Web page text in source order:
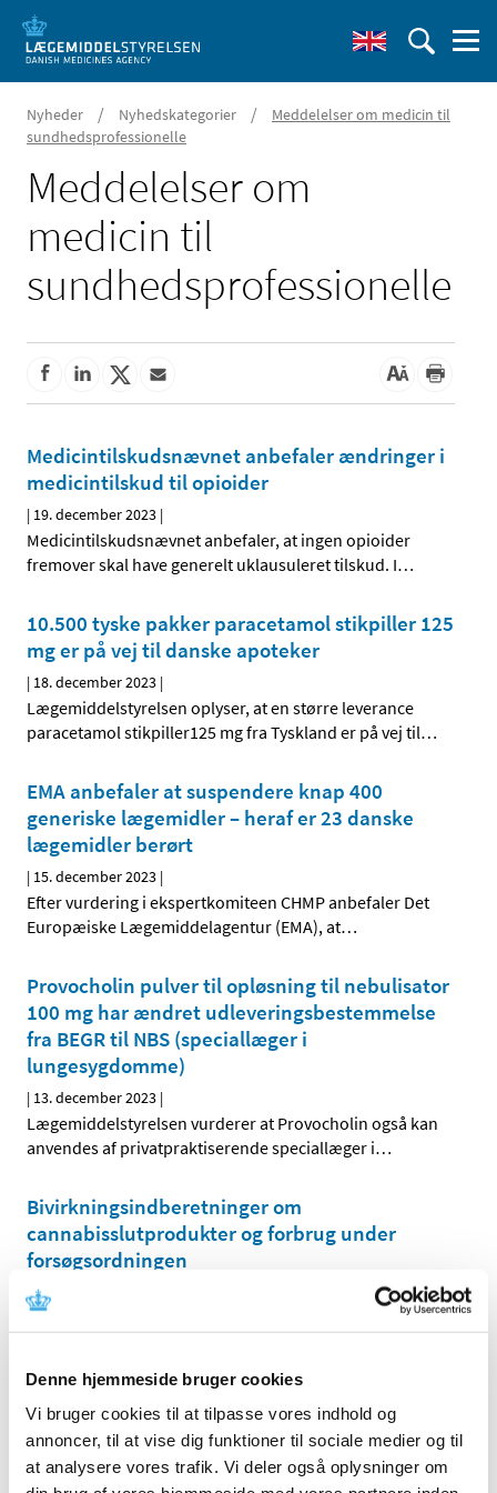
Denne hjemmeside bruger cookies
Vi bruger cookies til at tilpasse vores indhold og
annoncer, til at vise dig funktioner til sociale medier og til
at analysere vores trafik. Vi deler også oplysninger om
Nyheder / Nyhedskategorier /
Meddelelser om medicin til
sundhedsprofessionelle
Meddelelser om
medicin til
sundhedsprofessionelle
Medicintilskudsnævnet anbefaler ændringer i
medicintilskud til opioider
| 19. december 2023 |
Medicintilskudsnævnet anbefaler, at ingen opioider
fremover skal have generelt uklausuleret tilskud. I…
10.500 tyske pakker paracetamol stikpiller 125
mg er på vej til danske apoteker
| 18. december 2023 |
Lægemiddelstyrelsen oplyser, at en større leverance
paracetamol stikpiller125 mg fra Tyskland er på vej til…
EMA anbefaler at suspendere knap 400
generiske lægemidler – heraf er 23 danske
lægemidler berørt
| 15. december 2023 |
Efter vurdering i ekspertkomiteen CHMP anbefaler Det
Europæiske Lægemiddelagentur (EMA), at…
Provocholin pulver til opløsning til nebulisator
100 mg har ændret udleveringsbestemmelse
fra BEGR til NBS (speciallæger i
lungesygdomme)
| 13. december 2023 |
Lægemiddelstyrelsen vurderer at Provocholin også kan
anvendes af privatpraktiserende speciallæger i…
Bivirkningsindberetninger om
cannabisslutprodukter og forbrug under
forsøgsordningen
|7. december 2023
I forbindelse med monitorering af forsøgsordningen med
Fristen i 2023 for lægemiddelansøgninger og
ansøgninger om kliniske lægemiddelforsøg er
den 20. december 2023
|4. december 2023|